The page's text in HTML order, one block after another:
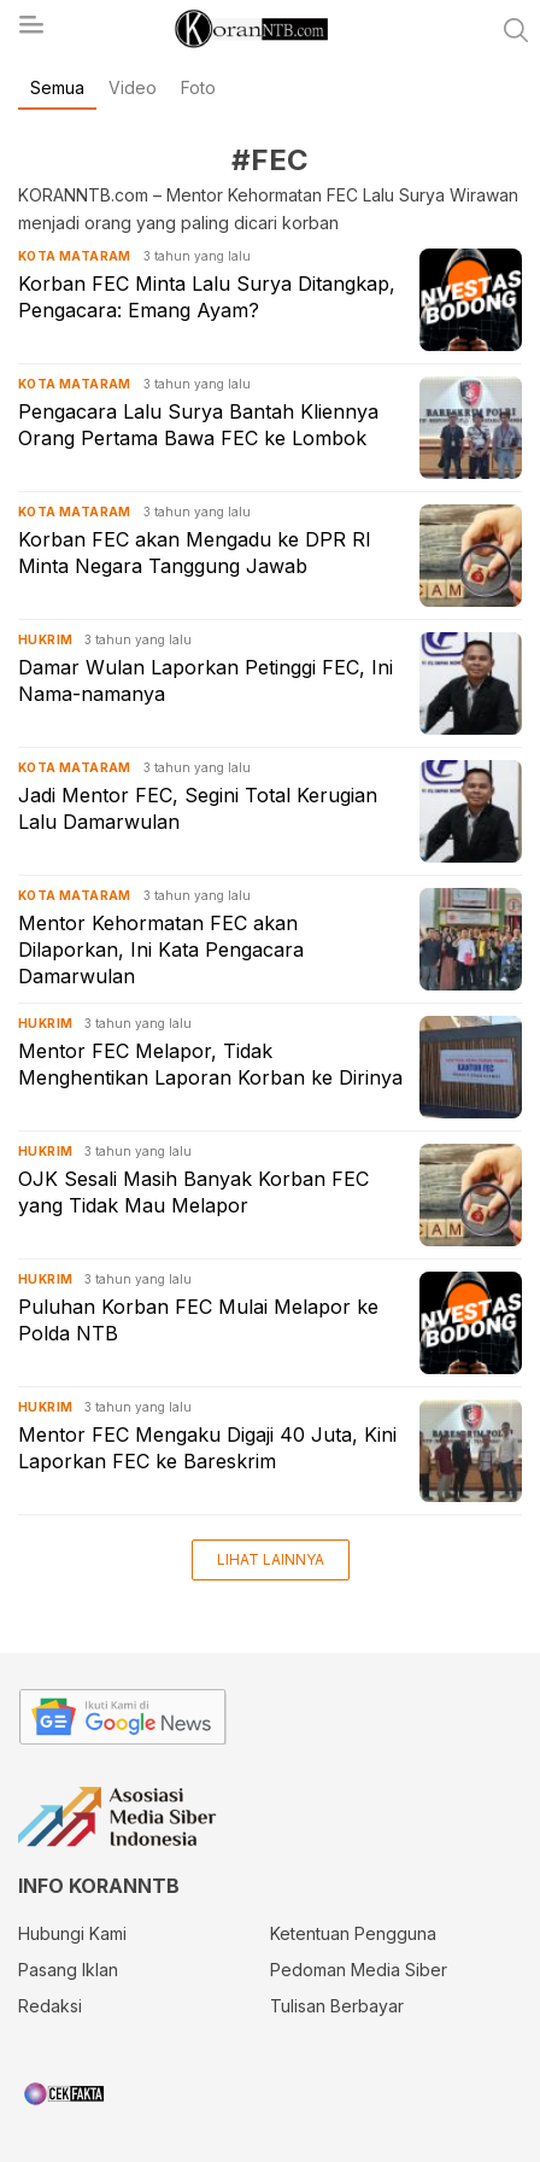
koranntb.com
Semua Video Foto
#FEC
KORANNTB.com – Mentor Kehormatan FEC Lalu Surya Wirawan
menjadi orang yang paling dicari korban
KOTA MATARAM 3 tahun yang lalu
Korban FEC Minta Lalu Surya Ditangkap,
Pengacara: Emang Ayam?
KOTA MATARAM 3 tahun yang lalu
Pengacara Lalu Surya Bantah Kliennya
Orang Pertama Bawa FEC ke Lombok
KOTA MATARAM 3 tahun yang lalu
Korban FEC akan Mengadu ke DPR RI
Minta Negara Tanggung Jawab
HUKRIM 3 tahun yang lalu
Damar Wulan Laporkan Petinggi FEC, Ini
Nama-namanya
KOTA MATARAM 3 tahun yang lalu
Jadi Mentor FEC, Segini Total Kerugian
Lalu Damarwulan
KOTA MATARAM 3 tahun yang lalu
Mentor Kehormatan FEC akan
Dilaporkan, Ini Kata Pengacara
Damarwulan
HUKRIM 3 tahun yang lalu
Mentor FEC Melapor, Tidak
Menghentikan Laporan Korban ke Dirinya
HUKRIM 3 tahun yang lalu
OJK Sesali Masih Banyak Korban FEC
yang Tidak Mau Melapor
HUKRIM 3 tahun yang lalu
Puluhan Korban FEC Mulai Melapor ke
Polda NTB
HUKRIM 3 tahun yang lalu
Mentor FEC Mengaku Digaji 40 Juta, Kini
Laporkan FEC ke Bareskrim
LIHAT LAINNYA
INFO KORANNTB
Hubungi Kami
Ketentuan Pengguna
Pasang Iklan
Pedoman Media Siber
Redaksi
Tulisan Berbayar